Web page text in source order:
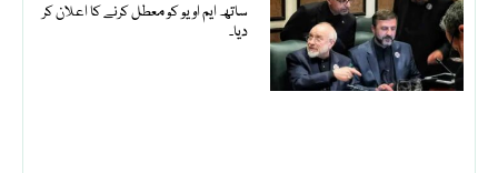
ساتھ ایم او یو کو معطل کرنے کا اعلان کر
دیا۔